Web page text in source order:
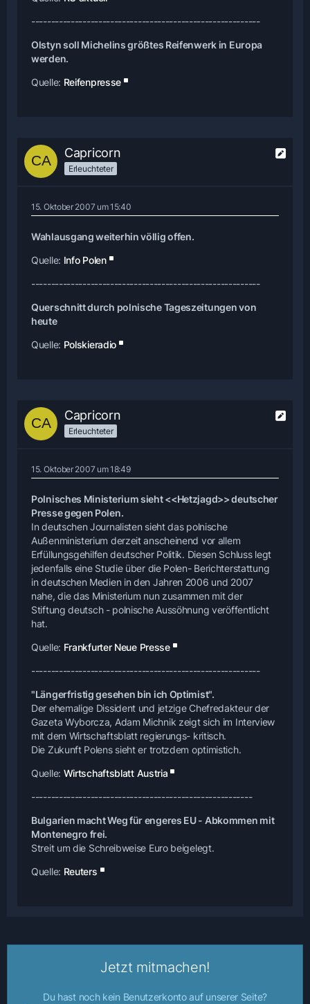
----------------------------------------------------------
Olstyn soll Michelins größtes Reifenwerk in Europa
werden.
Quelle: Reifenpresse
Capricorn
Erleuchteter
15. Oktober 2007 um 15:40
Wahlausgang weiterhin völlig offen.
Quelle: Info Polen
----------------------------------------------------------
Querschnitt durch polnische Tageszeitungen von
heute
Quelle: Polskieradio
Capricorn
Erleuchteter
15. Oktober 2007 um 18:49
Polnisches Ministerium sieht <<Hetzjagd>> deutscher
Presse gegen Polen.
In deutschen Journalisten sieht das polnische
Außenministerium derzeit anscheinend vor allem
Erfüllungsgehilfen deutscher Politik. Diesen Schluss legt
jedenfalls eine Studie über die Polen- Berichterstattung
in deutschen Medien in den Jahren 2006 und 2007
nahe, die das Ministerium nun zusammen mit der
Stiftung deutsch - polnische Aussöhnung veröffentlicht
hat.
Quelle: Frankfurter Neue Presse
----------------------------------------------------------
"Längerfristig gesehen bin ich Optimist".
Der ehemalige Dissident und jetzige Chefredakteur der
Gazeta Wyborcza, Adam Michnik zeigt sich im Interview
mit dem Wirtschaftsblatt regierungs- kritisch.
Die Zukunft Polens sieht er trotzdem optimistich.
Quelle: Wirtschaftsblatt Austria
--------------------------------------------------------
Bulgarien macht Weg für engeres EU - Abkommen mit
Montenegro frei.
Streit um die Schreibweise Euro beigelegt.
Quelle: Reuters
Jetzt mitmachen!
Du hast noch kein Benutzerkonto auf unserer Seite?